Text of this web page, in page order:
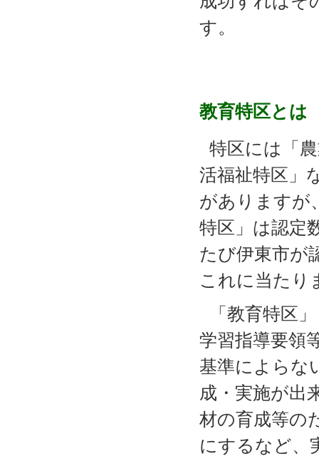
す。
教育特区とは
特区には「
活福祉特区」
がありますが
特区」は認定
たび伊東市が
これに当たり
「教育特区
学習指導要領
基準によらな
成・実施が出
材の育成等の
にするなど、